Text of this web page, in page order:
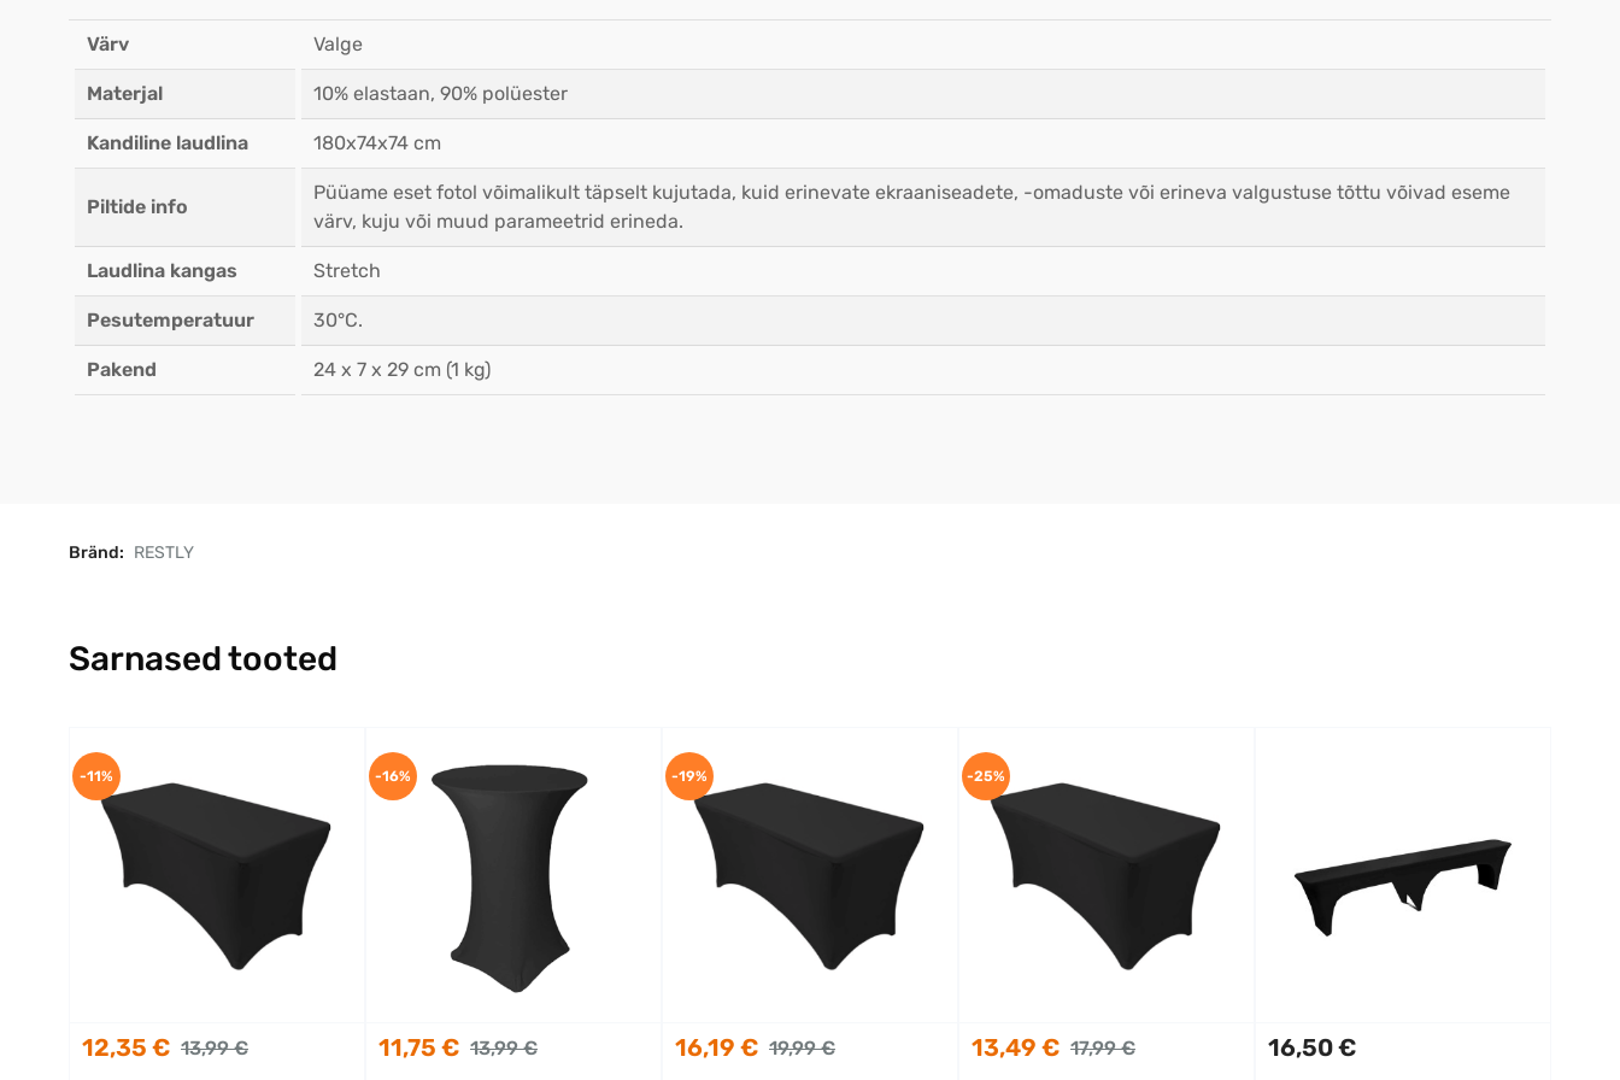
Värv Valge
Materjal 10% elastaan, 90% polüester
Kandiline laudlina 180x74x74 cm
Piltide info
Püüame eset fotol võimalikult täpselt kujutada, kuid erinevate ekraaniseadete, -omaduste või erineva valgustuse tõttu võivad eseme
värv, kuju või muud parameetrid erineda.
Laudlina kangas Stretch
Pesutemperatuur 30°C.
Pakend 24 x 7 x 29 cm (1 kg)
Bränd: RESTLY
Sarnased tooted
12,35 € 13,99 €
-11%
11,75 € 13,99 €
-16%
16,19 € 19,99 €
-19%
13,49 € 17,99 €
-25%
16,50 €